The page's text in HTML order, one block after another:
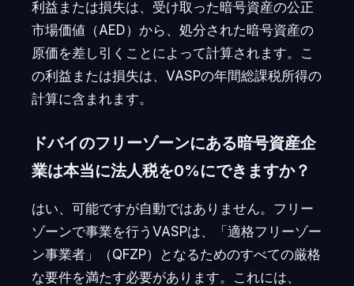
利益または損失は、受け取った暗号資産の公正
市場価値（AED）から、処分された暗号資産の
原価を差し引くことによって計算されます。こ
の利益または損失は、VASPの年間総課税所得の
計算に含まれます。
ドバイのフリーゾーンにある暗号資産企
業は本当に法人税を0%にできますか？
はい、可能ですが自動ではありません。フリー
ゾーンで事業を行うVASPは、「適格フリーゾー
ン事業者」（QFZP）となるためのすべての厳格
な要件を満たす必要があります。これには、